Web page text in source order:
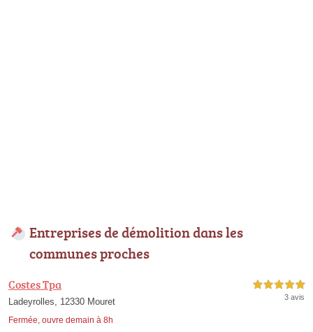
Entreprises de démolition dans les
communes proches
Costes Tpa
Ladeyrolles, 12330 Mouret
Fermée, ouvre demain à 8h
5,0 étoiles sur 5
3 avis